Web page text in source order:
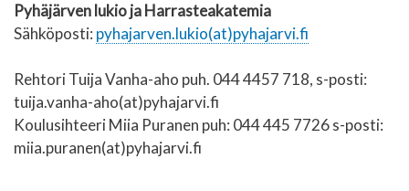
Pyhäjärven lukio ja Harrasteakatemia
Sähköposti: pyhajarven.lukio(at)pyhajarvi.fi
Rehtori Tuija Vanha-aho puh. 044 4457 718, s-posti:
tuija.vanha-aho(at)pyhajarvi.fi
Koulusihteeri Miia Puranen puh: 044 445 7726 s-posti:
miia.puranen(at)pyhajarvi.fi